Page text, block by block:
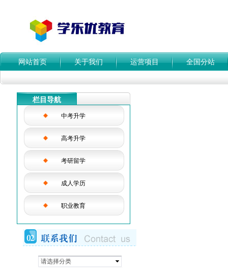
网站首页 关于我们 运营项目 全国分站
请选择分类
栏目导航
中考升学
高考升学
考研留学
成人学历
职业教育